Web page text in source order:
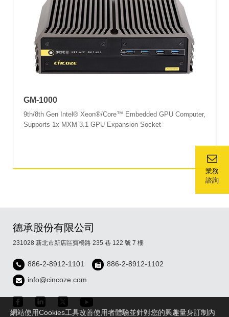
網站使用Cookies工具改善使用者體驗並針對您的興趣量身訂制內
業務
諮詢
GM-1000
9th/8th Gen Intel® Xeon®/Core™ Embedded GPU Computer,
Supports 1x MXM 3.1 GPU Expansion Socket
德承股份有限公司
231028 新北市新店區寶橋路 235 巷 122 號 7 樓
886-2-8912-1101
886-2-8912-1102
info@cincoze.com